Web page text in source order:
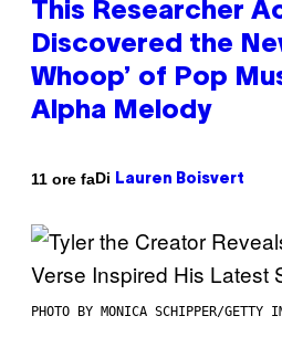
This Researcher
Discovered the
Whoop’ of Pop
Alpha Melody
11 ore faDi Lauren Boisvert
PHOTO BY MONICA SCHIPPER/GETTY